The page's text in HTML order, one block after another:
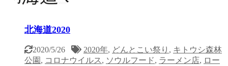
北海道2020
2020/5/26 2020年, どんとこい祭り , キトウシ森林
公園 , コロナウイルス , ソウルフード, ラーメン店, ロー